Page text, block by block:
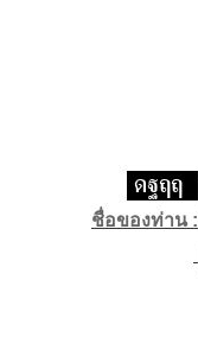
ชื่อของท่าน :